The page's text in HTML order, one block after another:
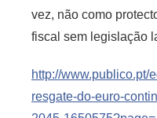
vez, não como
fiscal sem legislação
http://www.publico.pt/
resgate-do-euro-